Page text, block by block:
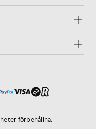
förbehållna.